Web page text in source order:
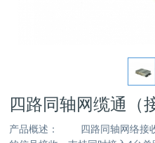
四路同轴网缆通（
产品概述： 四路同轴网络接收